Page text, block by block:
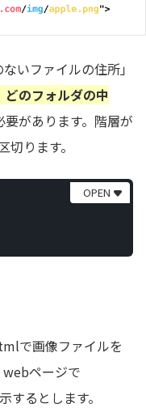
いファイルの住所」
どのフォルダの中
要があります。階層が
切ります。
で画像ファイルを
ページで
るとします。